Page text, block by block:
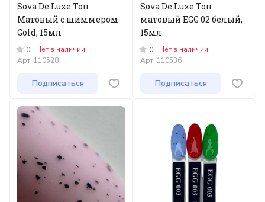
Sova De Luxe Топ
Матовый с шиммером
Gold, 15мл
0
Нет в наличии
Арт. 110528
Подписаться
Sova De Luxe Топ
матовый EGG 02 белый,
15мл
0
Нет в наличии
Арт. 110536
Подписаться